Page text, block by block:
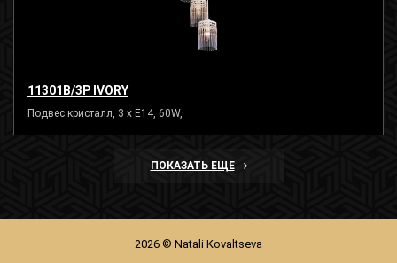
11301B/3P IVORY
Подвес кристалл, 3 x E14, 60W,
ПОКАЗАТЬ ЕЩЕ
2026 © Natali Kovaltseva